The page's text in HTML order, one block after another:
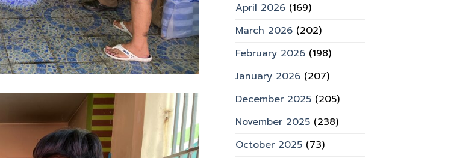
April 2026(169)
March 2026(202)
February 2026(198)
January 2026(207)
December 2025(205)
November 2025(238)
October 2025(73)